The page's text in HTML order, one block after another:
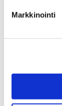
Markkinointi
Etusivu